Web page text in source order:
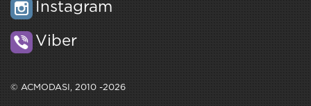
Instagram
Viber
© ACMODASI, 2010 -2026